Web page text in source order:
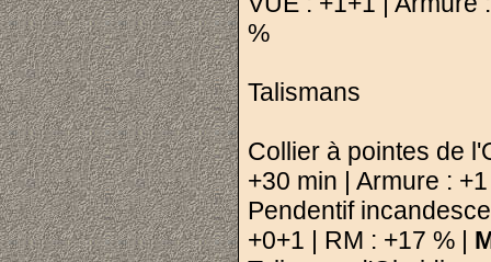
%
Talismans
Collier à pointes de
+30 min | Armure :
Pendentif
+0+1 | RM : +17 % |